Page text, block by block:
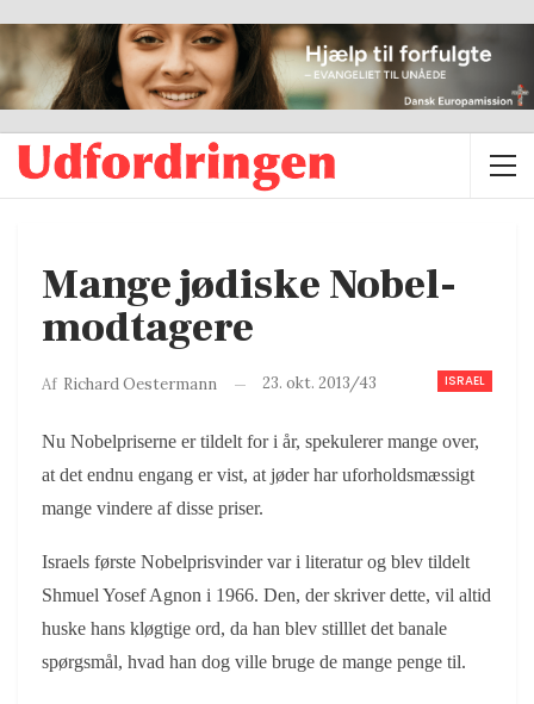
Mange jødiske Nobel-
modtagere
ISRAEL
Af Richard Oestermann 23. okt. 2013/43
Nu Nobelpriserne er tildelt for i år, spekulerer mange over,
at det endnu engang er vist, at jøder har uforholdsmæssigt
mange vindere af disse priser.
Israels første Nobelprisvinder var i literatur og blev tildelt
Shmuel Yosef Agnon i 1966. Den, der skriver dette, vil altid
huske hans kløgtige ord, da han blev stilllet det banale
spørgsmål, hvad han dog ville bruge de mange penge til.